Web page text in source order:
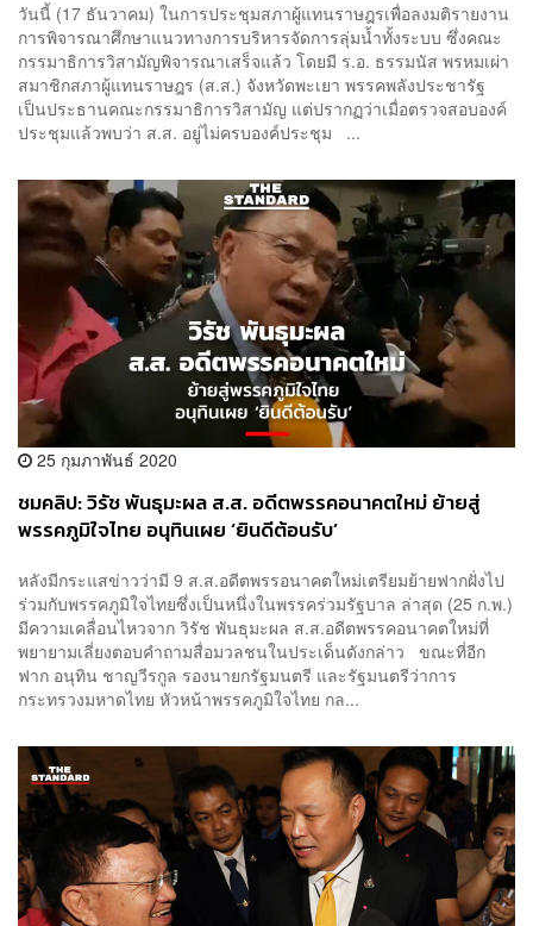
วันนี้ (17 ธันวาคม) ในการประชุมสภาผู้แทนราษฎรเพื่อลงมติรายงาน
การพิจารณาศึกษาแนวทางการบริหารจัดการลุ่มน้ำทั้งระบบ ซึ่งคณะ
กรรมาธิการวิสามัญพิจารณาเสร็จแล้ว โดยมี ร.อ. ธรรมนัส พรหมเผ่า
สมาชิกสภาผู้แทนราษฎร (ส.ส.) จังหวัดพะเยา พรรคพลังประชารัฐ
เป็นประธานคณะกรรมาธิการวิสามัญ แต่ปรากฏว่าเมื่อตรวจสอบองค์
ประชุมแล้วพบว่า ส.ส. อยู่ไม่ครบองค์ประชุม ...
25 กุมภาพันธ์ 2020
ชมคลิป: วิรัช พันธุมะผล ส.ส. อดีตพรรคอนาคตใหม่ ย้ายสู่
พรรคภูมิใจไทย อนุทินเผย ‘ยินดีต้อนรับ’
หลังมีกระแสข่าวว่ามี 9 ส.ส.อดีตพรรอนาคตใหม่เตรียมย้ายฟากฝั่งไป
ร่วมกับพรรคภูมิใจไทยซึ่งเป็นหนึ่งในพรรคร่วมรัฐบาล ล่าสุด (25 ก.พ.)
มีความเคลื่อนไหวจาก วิรัช พันธุมะผล ส.ส.อดีตพรรคอนาคตใหม่ที่
พยายามเลี่ยงตอบคำถามสื่อมวลชนในประเด็นดังกล่าว ขณะที่อีก
ฟาก อนุทิน ชาญวีรกูล รองนายกรัฐมนตรี และรัฐมนตรีว่าการ
กระทรวงมหาดไทย หัวหน้าพรรคภูมิใจไทย กล...